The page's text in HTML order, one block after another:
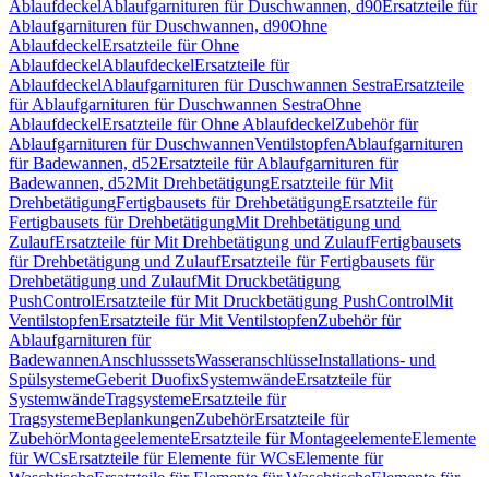
AblaufdeckelAblaufgarnituren für Duschwannen, d90Ersatzteile für
Ablaufgarnituren für Duschwannen, d90Ohne
AblaufdeckelErsatzteile für Ohne
AblaufdeckelAblaufdeckelErsatzteile für
AblaufdeckelAblaufgarnituren für Duschwannen SestraErsatzteile
für Ablaufgarnituren für Duschwannen SestraOhne
AblaufdeckelErsatzteile für Ohne AblaufdeckelZubehör für
Ablaufgarnituren für DuschwannenVentilstopfenAblaufgarnituren
für Badewannen, d52Ersatzteile für Ablaufgarnituren für
Badewannen, d52Mit DrehbetätigungErsatzteile für Mit
DrehbetätigungFertigbausets für DrehbetätigungErsatzteile für
Fertigbausets für DrehbetätigungMit Drehbetätigung und
ZulaufErsatzteile für Mit Drehbetätigung und ZulaufFertigbausets
für Drehbetätigung und ZulaufErsatzteile für Fertigbausets für
Drehbetätigung und ZulaufMit Druckbetätigung
PushControlErsatzteile für Mit Druckbetätigung PushControlMit
VentilstopfenErsatzteile für Mit VentilstopfenZubehör für
Ablaufgarnituren für
BadewannenAnschlusssetsWasseranschlüsseInstallations- und
SpülsystemeGeberit DuofixSystemwändeErsatzteile für
SystemwändeTragsystemeErsatzteile für
TragsystemeBeplankungenZubehörErsatzteile für
ZubehörMontageelementeErsatzteile für MontageelementeElemente
für WCsErsatzteile für Elemente für WCsElemente für